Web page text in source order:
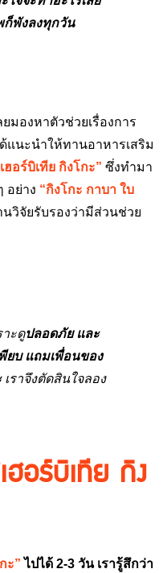
พังลงทุกวัน
มองหาตัวช่วยเรื่องการ
แนะนำให้ทานอาหารเสริม
ฮอร์บิเทีย กิงโกะ” ซึ่งทำมา
อย่าง “กิงโกะ กาบา ใบ
วิจัยรับรองว่ามีส่วนช่วย
าะดูปลอดภัย และ
ยบ แถมเพื่อนของ
เราจึงตัดสินใจลอง
อร์บิเทีย กิง
กะ”ไปได้ 2-3 วัน เรารู้สึกว่า